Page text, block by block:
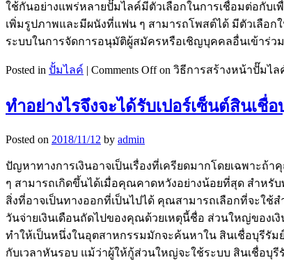
ใช้กันอย่างแพร่หลายปั๊มไลค์มีตัวเลือกในการเชื่อมต่อกั
เพิ่มรูปภาพและมีผนังที่แฟน ๆ สามารถโพสต์ได้ มีตัวเลือ
ระบบในการจัดการอนุมัติผู้สมัครหรือเชิญบุคคลอื่นเข้าร่วม
Posted in ปั้มไลค์ | Comments Offon วิธีการสร้างหน้าปั๊มไ
ทำอย่างไรจึงจะได้รับเปอร์เซ็นต์สินเชื่อ
Posted on 2018/11/12 by admin
ปัญหาทางการเงินอาจเป็นเรื่องที่เครียดมากโดยเฉพาะ
ๆ สามารถเกิดขึ้นได้เมื่อคุณคาดหวังอย่างน้อยที่สุด สำหรั
สิ่งที่อาจเป็นทางออกที่เป็นไปได้ คุณสามารถเลือกที่จะใช้
วันจ่ายเงินเดือนถัดไปของคุณด้วยเหตุนี้ชื่อ ส่วนใหญ่ของเ
ทำให้เป็นหนึ่งในอุตสาหกรรมมักจะค้นหาใน สินเชื่อบุรีรัม
กับเวลาหันรอบ แม้ว่าผู้ให้กู้ส่วนใหญ่จะใช้ระบบ สินเชื่อ